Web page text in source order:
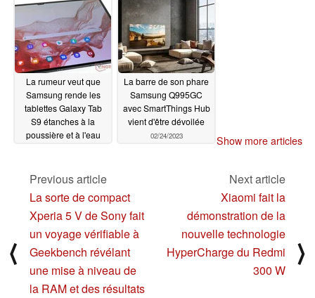
02/26/2023 02/25/2023
La rumeur veut que
Samsung rende les
tablettes Galaxy Tab
S9 étanches à la
poussière et à l'eau
La barre de son phare
Samsung Q995GC
avec SmartThings Hub
vient d'être dévoilée
02/24/2023 Show more articles
⟨
Previous article
La sorte de compact
Xperia 5 V de Sony fait
un voyage vérifiable à
Geekbench révélant
une mise à niveau de
la RAM et des résultats
Next article
Xiaomi fait la
démonstration de la
nouvelle technologie
HyperCharge du Redmi
300 W
⟩